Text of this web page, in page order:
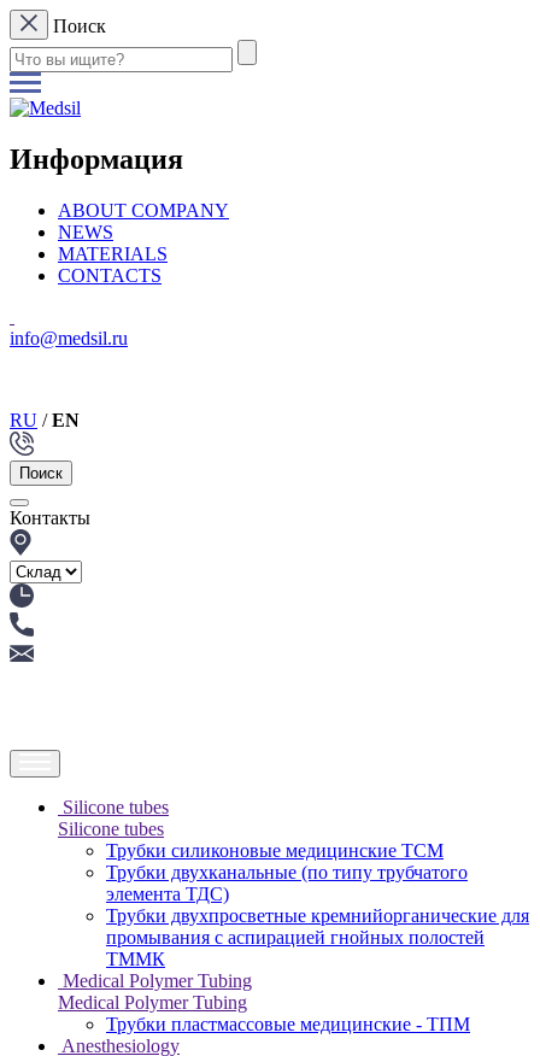
Поиск
Информация
ABOUT COMPANY
NEWS
MATERIALS
CONTACTS
info@medsil.ru
RU /EN
Поиск
Контакты
Silicone tubes
Silicone tubes
Трубки силиконовые медицинские ТСМ
Трубки двухканальные (по типу трубчатого
элемента ТДС)
Трубки двухпросветные кремнийорганические для
промывания с аспирацией гнойных полостей
ТММК
Medical Polymer Tubing
Medical Polymer Tubing
Трубки пластмассовые медицинские - ТПМ
Anesthesiology